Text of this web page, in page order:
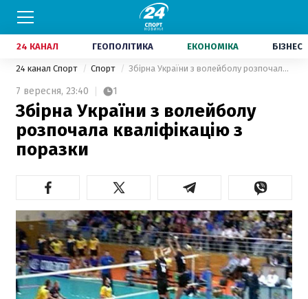
24 КАНАЛ ГЕОПОЛІТИКА ЕКОНОМІКА БІЗНЕС
24 канал Спорт Спорт Збірна України з волейболу розпочала кваліфікацію з поразки
7 вересня, 23:40 1
Збірна України з волейболу
розпочала кваліфікацію з
поразки